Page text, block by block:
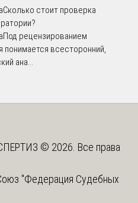
Сколько стоит проверка
Под рецензированием
понимается всесторонний,
ана...
© 2026. Все права
"Федерация Судебных